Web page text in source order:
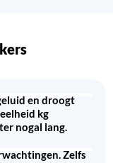
en droogt
kg
nogal lang.
Zelfs